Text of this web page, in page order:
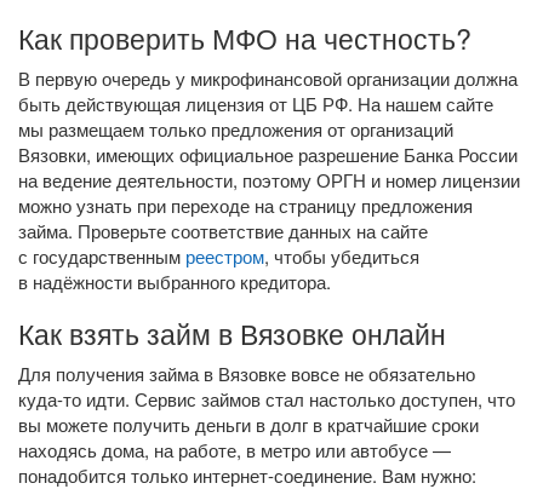
Как проверить МФО на честность?
В первую очередь у микрофинансовой организации должна
быть действующая лицензия от ЦБ РФ. На нашем сайте
мы размещаем только предложения от организаций
Вязовки, имеющих официальное разрешение Банка России
на ведение деятельности, поэтому ОРГН и номер лицензии
можно узнать при переходе на страницу предложения
займа. Проверьте соответствие данных на сайте
с государственным реестром, чтобы убедиться
в надёжности выбранного кредитора.
Как взять займ в Вязовке онлайн
Для получения займа в Вязовке вовсе не обязательно
куда-то идти. Сервис займов стал настолько доступен, что
вы можете получить деньги в долг в кратчайшие сроки
находясь дома, на работе, в метро или автобусе —
понадобится только интернет-соединение. Вам нужно: